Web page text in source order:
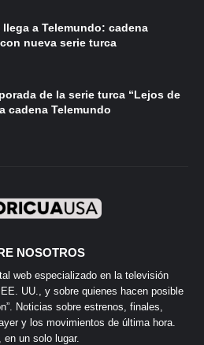
llega a Telemundo: cadena
nueva serie turca
de la serie turca “Lejos de
cadena Telemundo
NOSOTROS
web especializado en la televisión
UU., y sobre quienes hacen posible
Noticias sobre estrenos, finales,
y los movimientos de última hora.
en un solo lugar.